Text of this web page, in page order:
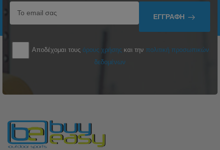
ΕΓΓΡΑΦΉ
Αποδέχομαι τους όρους χρήσης και την πολιτική προσωπικών
δεδομένων